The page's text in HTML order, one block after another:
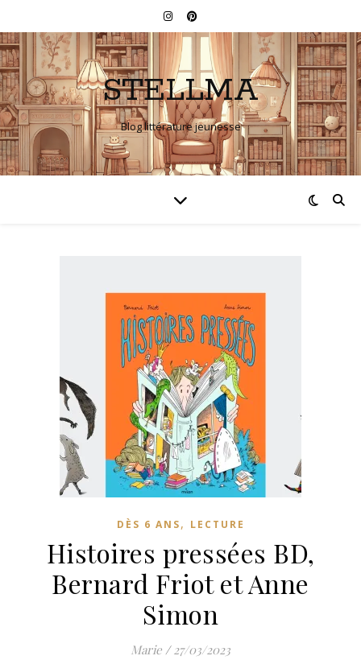
STELLMA
Blog littérature jeunesse
DÈS 6 ANS, LECTURE
Histoires pressées BD,
Bernard Friot et Anne
Simon
Marie / 27/03/2023